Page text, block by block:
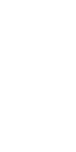
성형 AI 구현하기